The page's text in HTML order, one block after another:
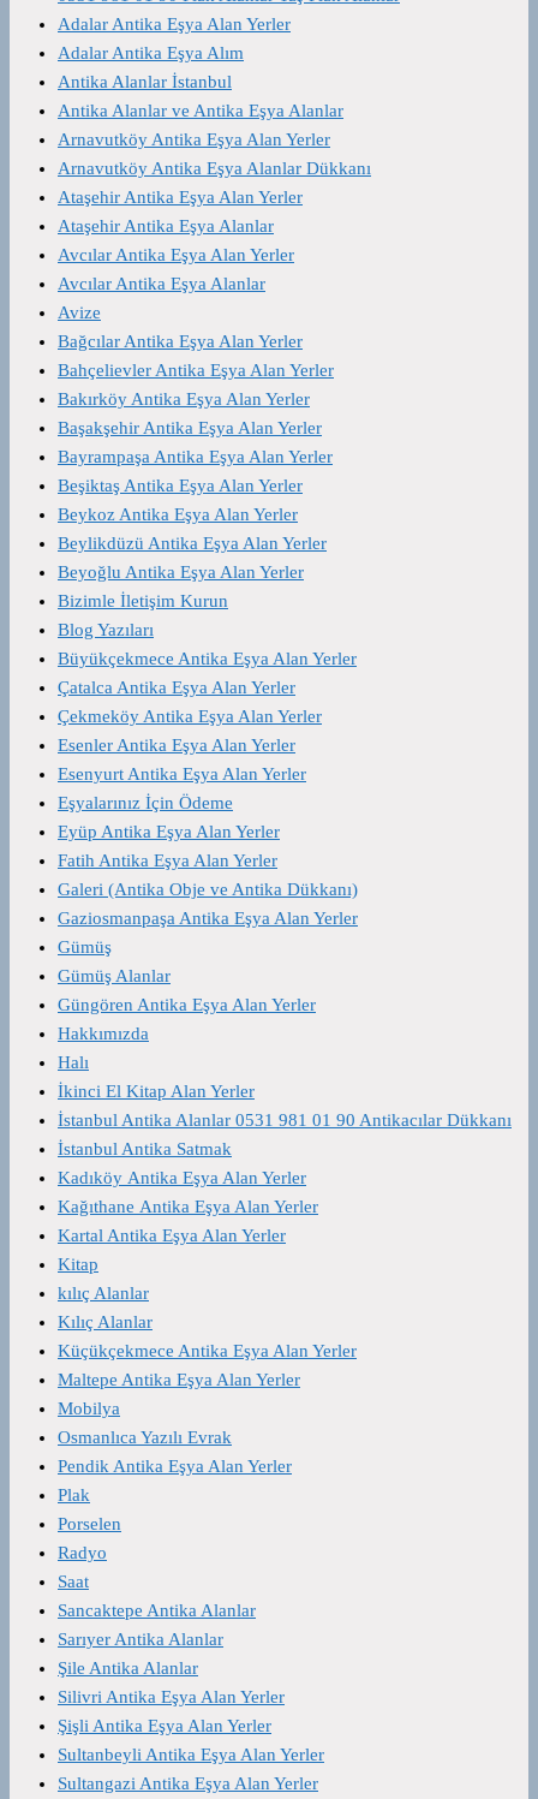
Adalar Antika Eşya Alan Yerler
Adalar Antika Eşya Alım
Antika Alanlar İstanbul
Antika Alanlar ve Antika Eşya Alanlar
Arnavutköy Antika Eşya Alan Yerler
Arnavutköy Antika Eşya Alanlar Dükkanı
Ataşehir Antika Eşya Alan Yerler
Ataşehir Antika Eşya Alanlar
Avcılar Antika Eşya Alan Yerler
Avcılar Antika Eşya Alanlar
Avize
Bağcılar Antika Eşya Alan Yerler
Bahçelievler Antika Eşya Alan Yerler
Bakırköy Antika Eşya Alan Yerler
Başakşehir Antika Eşya Alan Yerler
Bayrampaşa Antika Eşya Alan Yerler
Beşiktaş Antika Eşya Alan Yerler
Beykoz Antika Eşya Alan Yerler
Beylikdüzü Antika Eşya Alan Yerler
Beyoğlu Antika Eşya Alan Yerler
Bizimle İletişim Kurun
Blog Yazıları
Büyükçekmece Antika Eşya Alan Yerler
Çatalca Antika Eşya Alan Yerler
Çekmeköy Antika Eşya Alan Yerler
Esenler Antika Eşya Alan Yerler
Esenyurt Antika Eşya Alan Yerler
Eşyalarınız İçin Ödeme
Eyüp Antika Eşya Alan Yerler
Fatih Antika Eşya Alan Yerler
Galeri (Antika Obje ve Antika Dükkanı)
Gaziosmanpaşa Antika Eşya Alan Yerler
Gümüş
Gümüş Alanlar
Güngören Antika Eşya Alan Yerler
Hakkımızda
Halı
İkinci El Kitap Alan Yerler
İstanbul Antika Alanlar 0531 981 01 90 Antikacılar Dükkanı
İstanbul Antika Satmak
Kadıköy Antika Eşya Alan Yerler
Kağıthane Antika Eşya Alan Yerler
Kartal Antika Eşya Alan Yerler
Kitap
kılıç Alanlar
Kılıç Alanlar
Küçükçekmece Antika Eşya Alan Yerler
Maltepe Antika Eşya Alan Yerler
Mobilya
Osmanlıca Yazılı Evrak
Pendik Antika Eşya Alan Yerler
Plak
Porselen
Radyo
Saat
Sancaktepe Antika Alanlar
Sarıyer Antika Alanlar
Şile Antika Alanlar
Silivri Antika Eşya Alan Yerler
Şişli Antika Eşya Alan Yerler
Sultanbeyli Antika Eşya Alan Yerler
Sultangazi Antika Eşya Alan Yerler